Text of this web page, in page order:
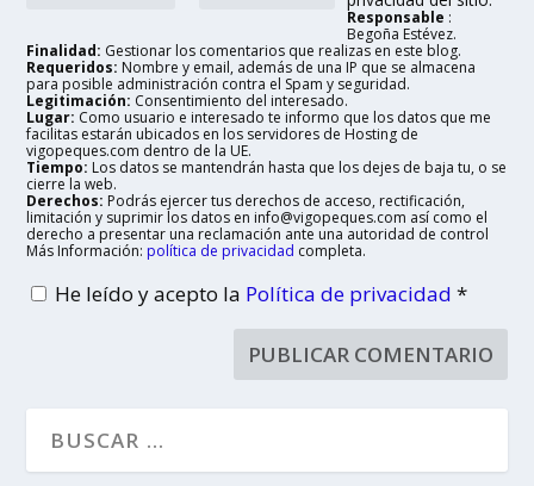
Responsable :
Begoña Estévez.
Finalidad: Gestionar los comentarios que realizas en este blog.
Requeridos: Nombre y email, además de una IP que se almacena
para posible administración contra el Spam y seguridad.
Legitimación: Consentimiento del interesado.
Lugar: Como usuario e interesado te informo que los datos que me
facilitas estarán ubicados en los servidores de Hosting de
vigopeques.com dentro de la UE.
Tiempo: Los datos se mantendrán hasta que los dejes de baja tu, o se
cierre la web.
Derechos: Podrás ejercer tus derechos de acceso, rectificación,
limitación y suprimir los datos en info@vigopeques.com así como el
derecho a presentar una reclamación ante una autoridad de control
Más Información: política de privacidad completa.
He leído y acepto la Política de privacidad*